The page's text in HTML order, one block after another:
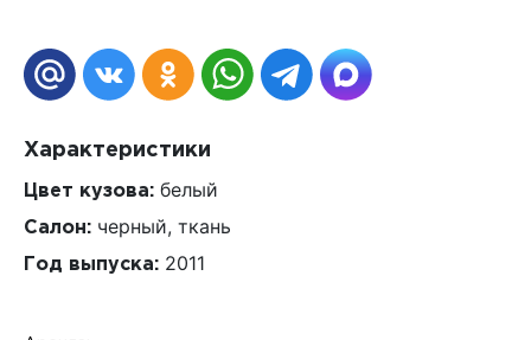
Характеристики
Цвет кузова: белый
Салон: черный, ткань
Год выпуска: 2011